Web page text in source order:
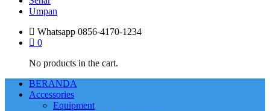
Umpan
Whatsapp 0856-4170-1234
0
No products in the cart.
BERANDA
Accessories
Equipment